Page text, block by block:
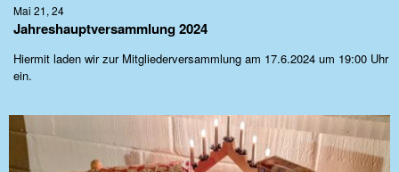
Mai 21, 24
Jahreshauptversammlung 2024
Hiermit laden wir zur Mitgliederversammlung am 17.6.2024 um 19:00 Uhr
ein.